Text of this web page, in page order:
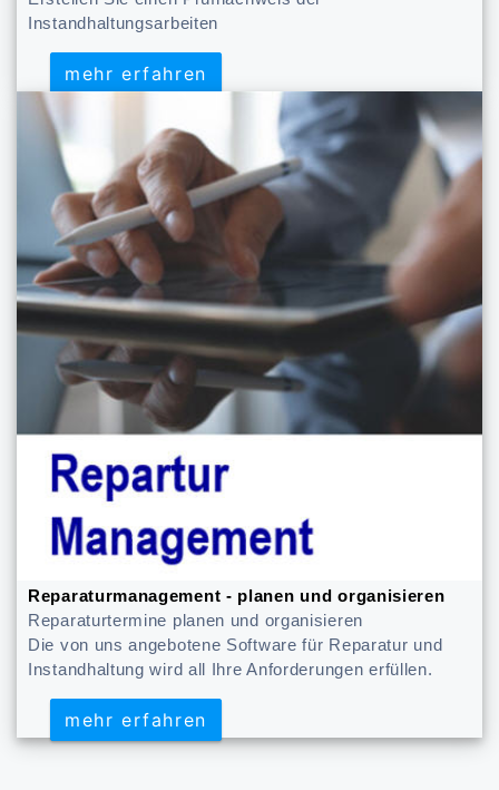
Instandhaltungsarbeiten
mehr erfahren
mehr erfahren
Reparaturmanagement - planen und organisieren
Reparaturtermine planen und organisieren
Die von uns angebotene Software für Reparatur und
Instandhaltung wird all Ihre Anforderungen erfüllen.
mehr erfahren
mehr erfahren